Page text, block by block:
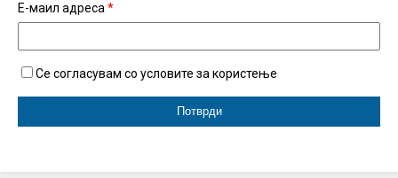
Е-маил адреса *
Се согласувам со условите за користење